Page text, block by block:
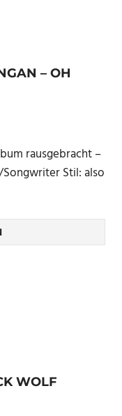
– OH
rausgebracht –
Stil: also
WOLF